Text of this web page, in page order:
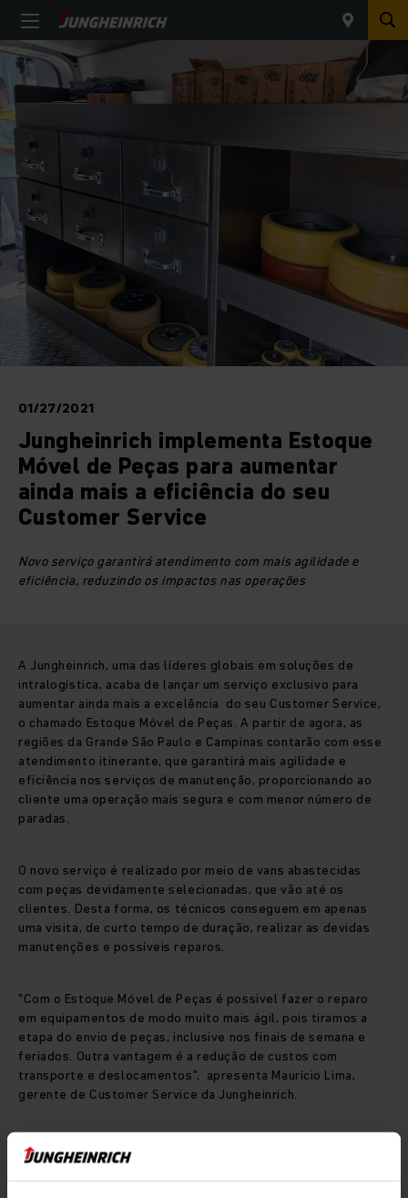
01/27/2021
Jungheinrich implementa Estoque
Móvel de Peças para aumentar
ainda mais a eficiência do seu
Customer Service
Novo serviço garantirá atendimento com mais agilidade e
eficiência, reduzindo os impactos nas operações
A Jungheinrich, uma das líderes globais em soluções de
intralogística, acaba de lançar um serviço exclusivo para
aumentar ainda mais a excelência do seu Customer Service,
o chamado Estoque Móvel de Peças. A partir de agora, as
regiões da Grande São Paulo e Campinas contarão com esse
atendimento itinerante, que garantirá mais agilidade e
eficiência nos serviços de manutenção, proporcionando ao
cliente uma operação mais segura e com menor número de
paradas.
O novo serviço é realizado por meio de vans abastecidas
com peças devidamente selecionadas, que vão até os
clientes. Desta forma, os técnicos conseguem em apenas
uma visita, de curto tempo de duração, realizar as devidas
manutenções e possíveis reparos.
"Com o Estoque Móvel de Peças é possível fazer o reparo
em equipamentos de modo muito mais ágil, pois tiramos a
etapa do envio de peças, inclusive nos finais de semana e
feriados. Outra vantagem é a redução de custos com
transporte e deslocamentos", apresenta Maurício Lima,
gerente de Customer Service da Jungheinrich.
Para que o chamado “lead time” seja drasticamente reduzido,
o sistema de estoque das vans é compartilhado com o
sistema da matriz, permitindo um acompanhamento em